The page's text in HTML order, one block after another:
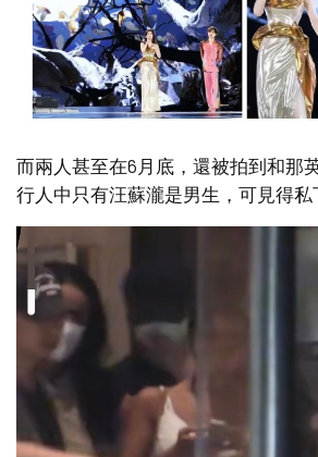
而兩人甚至在6月底，還被拍到和那
行人中只有汪蘇瀧是男生，可見得私